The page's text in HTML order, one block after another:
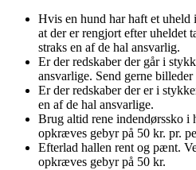
Hvis en hund har haft et uheld
at der er rengjort efter uheldet
straks en af de hal ansvarlig.
Er der redskaber der går i
ansvarlige. Send gerne billeder
Er der redskaber der er i
en af de hal ansvarlige.
Brug altid rene indendørssko i
opkræves gebyr på 50 kr. pr.
Efterlad hallen rent og pænt.
opkræves gebyr på 50 kr.